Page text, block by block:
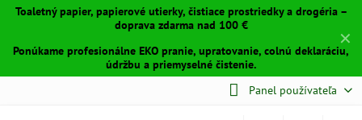
✕
Toaletný papier, papierové utierky, čistiace prostriedky a drogéria –
doprava zdarma nad 100 €
Ponúkame profesionálne EKO pranie, upratovanie, colnú deklaráciu,
údržbu a priemyselné čistenie.
Panel používateľa